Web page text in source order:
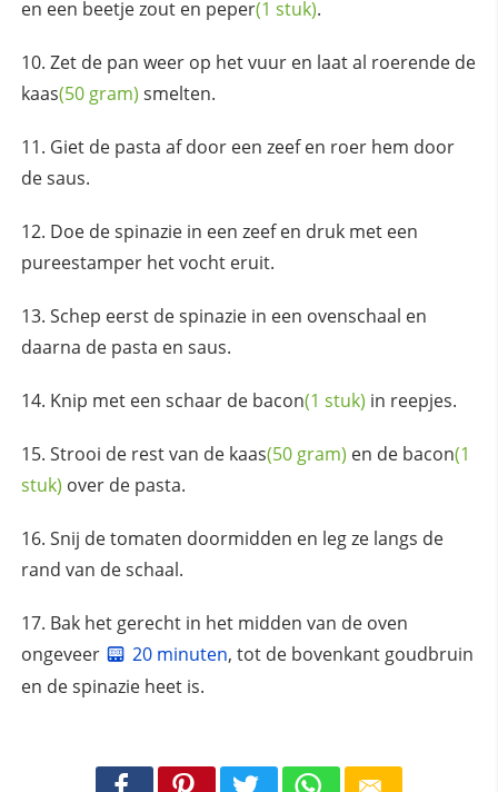
en een beetjezout en peper(1 stuk).
Zet de pan weer op het vuur en laat al roerende de
kaas(50 gram) smelten.
Giet de pasta af door een zeef en roer hem door
de saus.
Doe de spinazie in een zeef en druk met een
pureestamper het vocht eruit.
Schep eerst de spinazie in een ovenschaal en
daarna de pasta en saus.
Knip met een schaar de bacon(1 stuk) in reepjes.
Strooi de rest van de kaas(50 gram) en de bacon(1
stuk) over de pasta.
Snij de tomaten doormidden en leg ze langs de
rand van de schaal.
Bak het gerecht in het midden van de oven
ongeveer
20 minuten, tot de bovenkant goudbruin
en de spinazie heet is.